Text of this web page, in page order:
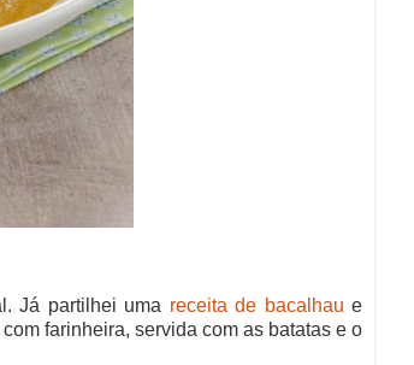
Já partilhei uma receita de bacalhau e
farinheira, servida com as batatas e o